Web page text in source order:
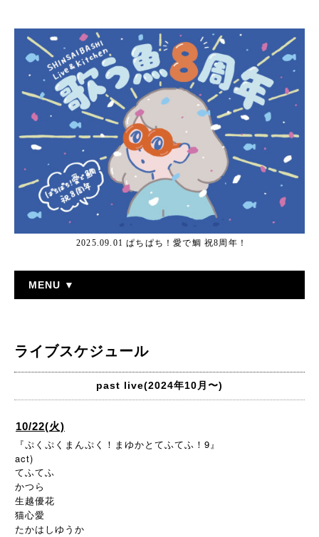
2025.09.01 ぱちぱち！愛で鯛 祝8周年！
MENU ▼
ライブスケジュール
past live(2024年10月〜)
10/22(火)
『ぷくぷくまんぷく！まゆかとてふてふ！9』
act)
てふてふ
かつら
生越優花
猫心愛
たかはしゆうか